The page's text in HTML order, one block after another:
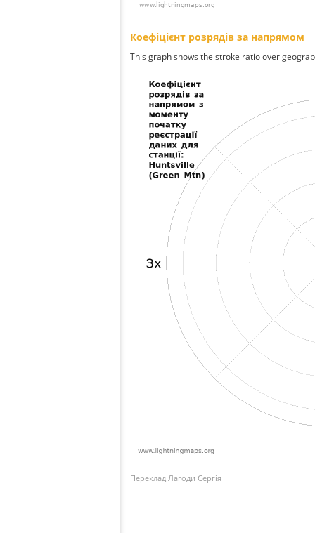
Коефіцієнт розрядів за напрямом
This graph shows the stroke ratio over
Переклад Лагоди Сергія